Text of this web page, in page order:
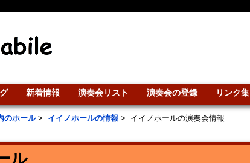
新着情報 演奏会リスト 演奏会の登録 リンク集
のホール> イイノホールの情報 > イイノホールの演奏会情報
ル